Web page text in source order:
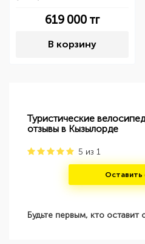
619 000 тг
В корзину
Туристические
отзывы в Кызылорде
5 из 1
Оставить
Будьте первым, кто оставит